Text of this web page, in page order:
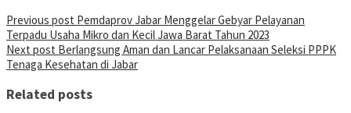
Previous post Pemdaprov Jabar Menggelar Gebyar Pelayanan
Terpadu Usaha Mikro dan Kecil Jawa Barat Tahun 2023
Next post Berlangsung Aman dan Lancar Pelaksanaan Seleksi PPPK
Tenaga Kesehatan di Jabar
Related posts